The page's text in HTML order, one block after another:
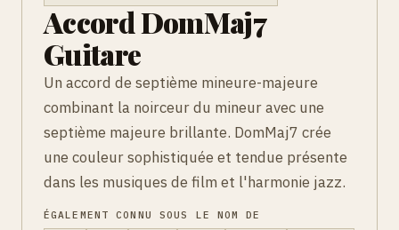
Accord DomMaj7
Guitare
Un accord de septième mineure-majeure
combinant la noirceur du mineur avec une
septième majeure brillante. DomMaj7 crée
une couleur sophistiquée et tendue présente
dans les musiques de film et l'harmonie jazz.
ÉGALEMENT CONNU SOUS LE NOM DE